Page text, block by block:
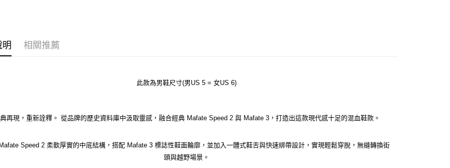
明 相關推薦
此款為男鞋尺寸(男US 5 = 女US 6)
再現，重新詮釋。 從品牌的歷史資料庫中汲取靈感，融合經典 Mafate Speed 2 與 Mafate 3，打造出這款現代感十足的混血鞋款。
Speed 2 柔軟厚實的中底結構，搭配 Mafate 3 標誌性鞋面輪廓，並加入一體式鞋舌與快速綁帶設計，實現輕鬆穿脫，無縫轉換街
頭與越野場景。